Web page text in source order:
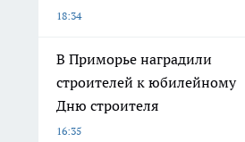
18:34
В Приморье наградили
строителей к юбилейному
Дню строителя
16:35